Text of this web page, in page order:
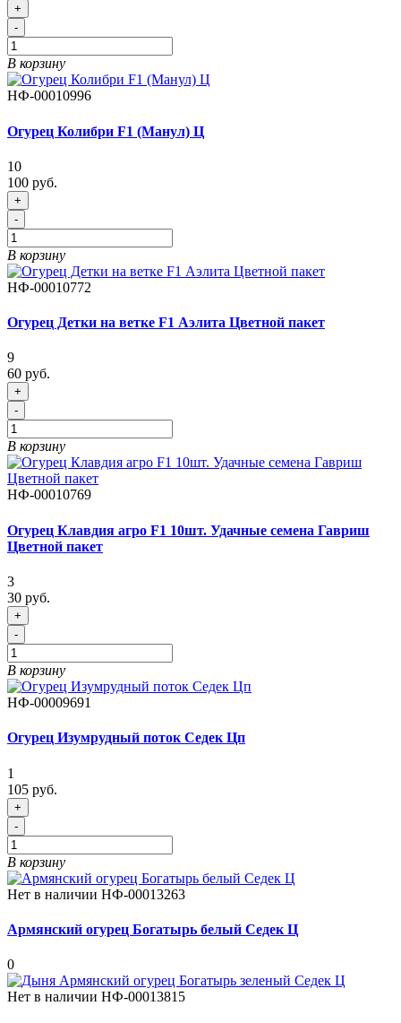
+
-
В корзину
НФ-00010996
Огурец Колибри F1 (Манул) Ц
10
100 руб.
+
-
В корзину
НФ-00010772
Огурец Детки на ветке F1 Аэлита Цветной пакет
9
60 руб.
+
-
В корзину
НФ-00010769
Огурец Клавдия агро F1 10шт. Удачные семена Гавриш
Цветной пакет
3
30 руб.
+
-
В корзину
НФ-00009691
Огурец Изумрудный поток Седек Цп
1
105 руб.
+
-
В корзину
Нет в наличии НФ-00013263
Армянский огурец Богатырь белый Седек Ц
0
Нет в наличии НФ-00013815